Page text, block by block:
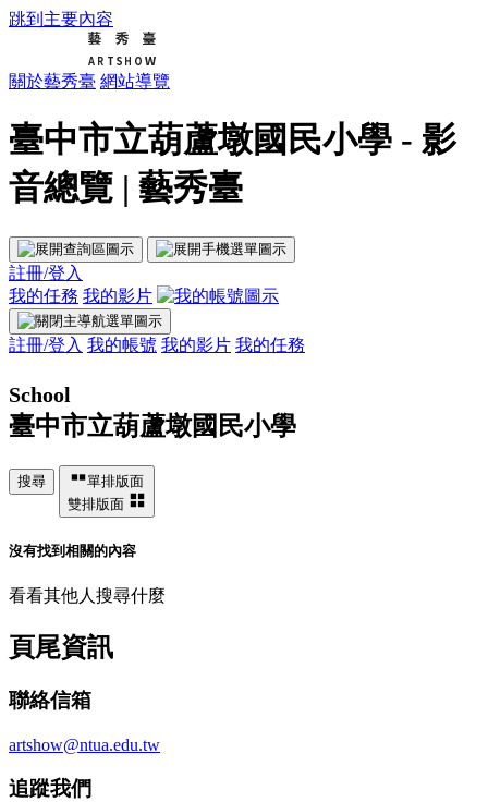
跳到主要內容
關於藝秀臺 網站導覽
臺中市立葫蘆墩國民小學 - 影
音總覽 | 藝秀臺
註冊/登入
我的任務 我的影片
註冊/登入 我的帳號 我的影片 我的任務
School
臺中市立葫蘆墩國民小學
搜尋
單排版面
雙排版面
沒有找到相關的內容
看看其他人搜尋什麼
頁尾資訊
聯絡信箱
artshow@ntua.edu.tw
追蹤我們